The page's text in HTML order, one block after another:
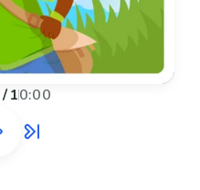
/10:00